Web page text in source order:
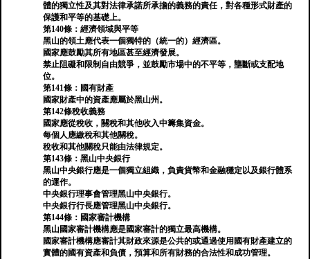
體的獨立性及其對法律承諾所承擔的義務的責任，對各種形式財產的
保護和平等的基礎上。
第140條：經濟領域與平等
黑山的領土應代表一個獨特的（統一的）經濟區。
國家應鼓勵其所有地區甚至經濟發展。
禁止阻礙和限制自由競爭，並鼓勵市場中的不平等，壟斷或支配地
位。
第141條：國有財產
國家財產中的資產應屬於黑山州。
第142條稅收義務
國家應從稅收，關稅和其他收入中籌集資金。
每個人應繳稅和其他關稅。
稅收和其他關稅只能由法律規定。
第143條：黑山中央銀行
黑山中央銀行應是一個獨立組織，負責貨幣和金融穩定以及銀行體系
的運作。
中央銀行理事會管理黑山中央銀行。
中央銀行行長應管理黑山中央銀行。
第144條：國家審計機構
黑山國家審計機構應是國家審計的獨立最高機構。
國家審計機構應審計其財政來源是公共的或通過使用國有財產建立的
實體的國有資產和負債，預算和所有財務的合法性和成功管理。